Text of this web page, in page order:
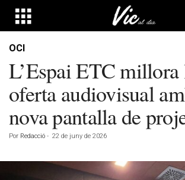
OCI
L’Espai ETC millora
oferta audiovisual
nova pantalla de
Por Redacció - 22 de juny de 2026